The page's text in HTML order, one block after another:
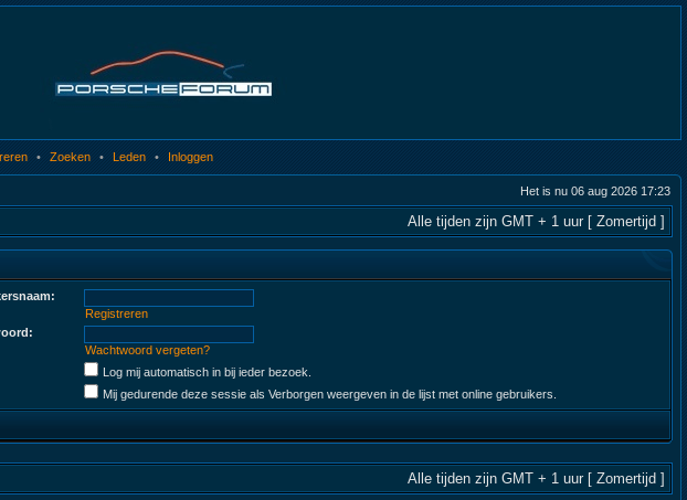
• Zoeken • Leden • Inloggen
Het is nu 06 aug 2026 17:23
Alle tijden zijn GMT + 1 uur [ Zomertijd ]
Registreren
Wachtwoord vergeten?
Log mij automatisch in bij ieder bezoek.
Mij gedurende deze sessie als Verborgen weergeven in de lijst met online gebruikers.
Alle tijden zijn GMT + 1 uur [ Zomertijd ]